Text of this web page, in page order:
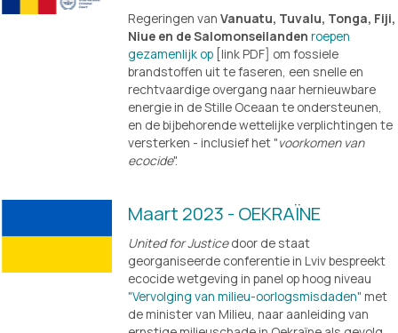
Regeringen van Vanuatu, Tuvalu, Tonga, Fiji,
Niue en de Salomonseilanden roepen
gezamenlijk op [link PDF] om fossiele
brandstoffen uit te faseren, een snelle en
rechtvaardige overgang naar hernieuwbare
energie in de Stille Oceaan te ondersteunen,
en de bijbehorende wettelijke verplichtingen te
versterken - inclusief het "voorkomen van
ecocide".
Maart 2023 - OEKRAÏNE
United for Justice door de staat
georganiseerde conferentie in Lviv bespreekt
"Vervolging van milieu-oorlogsmisdaden" met
de minister van Milieu, naar aanleiding van